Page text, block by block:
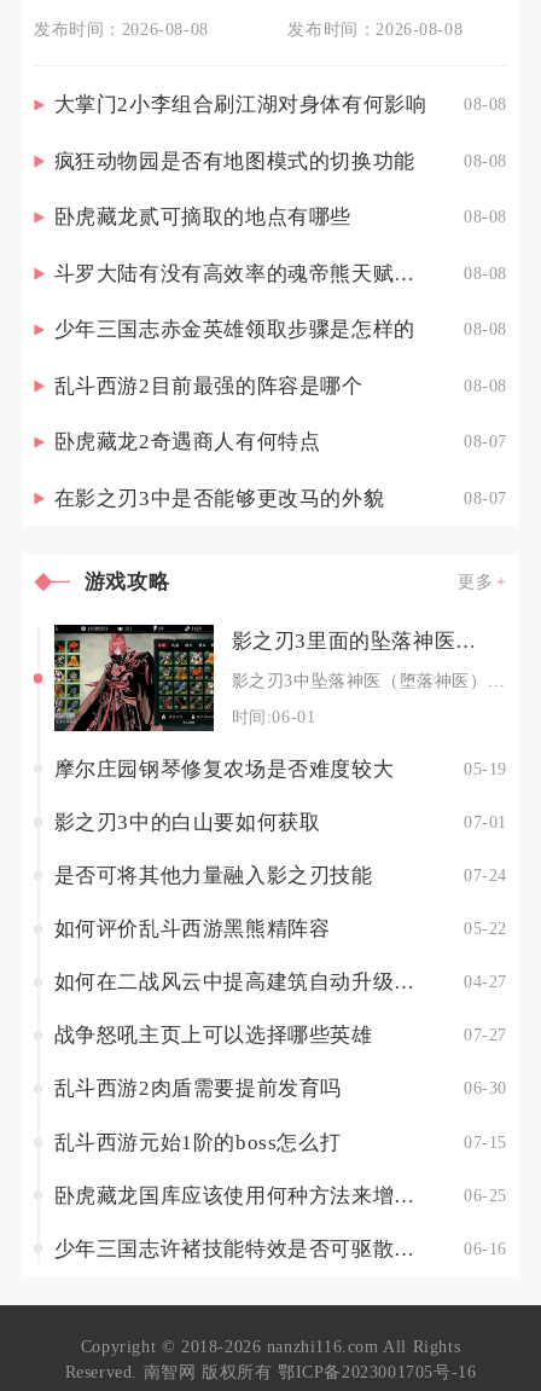
发布时间：2026-08-08 发布时间：2026-08-08
大掌门2小李组合刷江湖对身体有何影响 08-08
疯狂动物园是否有地图模式的切换功能 08-08
卧虎藏龙贰可摘取的地点有哪些 08-08
斗罗大陆有没有高效率的魂帝熊天赋点配置策略 08-08
少年三国志赤金英雄领取步骤是怎样的 08-08
乱斗西游2目前最强的阵容是哪个 08-08
卧虎藏龙2奇遇商人有何特点 08-07
在影之刃3中是否能够更改马的外貌 08-07
游戏攻略 更多
影之刃3里面的坠落神医如何获得
时间:06-01
摩尔庄园钢琴修复农场是否难度较大 05-19
影之刃3中的白山要如何获取 07-01
是否可将其他力量融入影之刃技能 07-24
如何评价乱斗西游黑熊精阵容 05-22
如何在二战风云中提高建筑自动升级效率 04-27
战争怒吼主页上可以选择哪些英雄 07-27
乱斗西游2肉盾需要提前发育吗 06-30
乱斗西游元始1阶的boss怎么打 07-15
卧虎藏龙国库应该使用何种方法来增加生命值 06-25
少年三国志许褚技能特效是否可驱散敌方技能 06-16
Copyright © 2018-2026 nanzhi116.com All Rights
Reserved. 南智网 版权所有 鄂ICP备2023001705号-16